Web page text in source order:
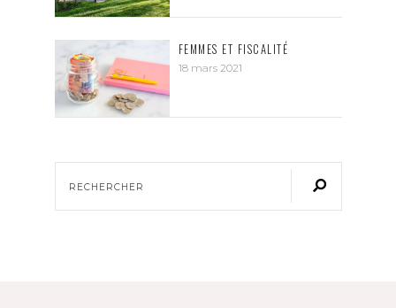
FEMMES ET FISCALITÉ
18 mars 2021